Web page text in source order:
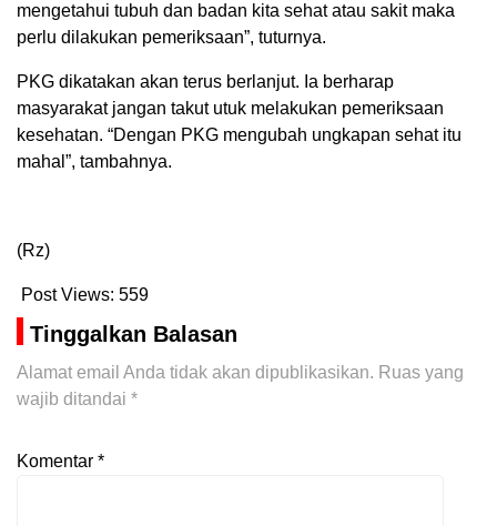
mengetahui tubuh dan badan kita sehat atau sakit maka
perlu dilakukan pemeriksaan”, tuturnya.
PKG dikatakan akan terus berlanjut. Ia berharap
masyarakat jangan takut utuk melakukan pemeriksaan
kesehatan. “Dengan PKG mengubah ungkapan sehat itu
mahal”, tambahnya.
(Rz)
Post Views: 559
Tinggalkan Balasan
Alamat email Anda tidak akan dipublikasikan. Ruas yang
wajib ditandai *
Komentar *